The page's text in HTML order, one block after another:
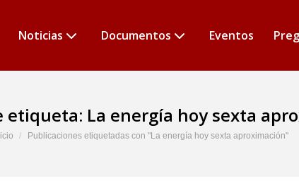
Noticias Documentos Eventos
etiqueta: La energía hoy sexta
aquí:Publicaciones etiquetadas con "La energía hoy sexta aproximación"